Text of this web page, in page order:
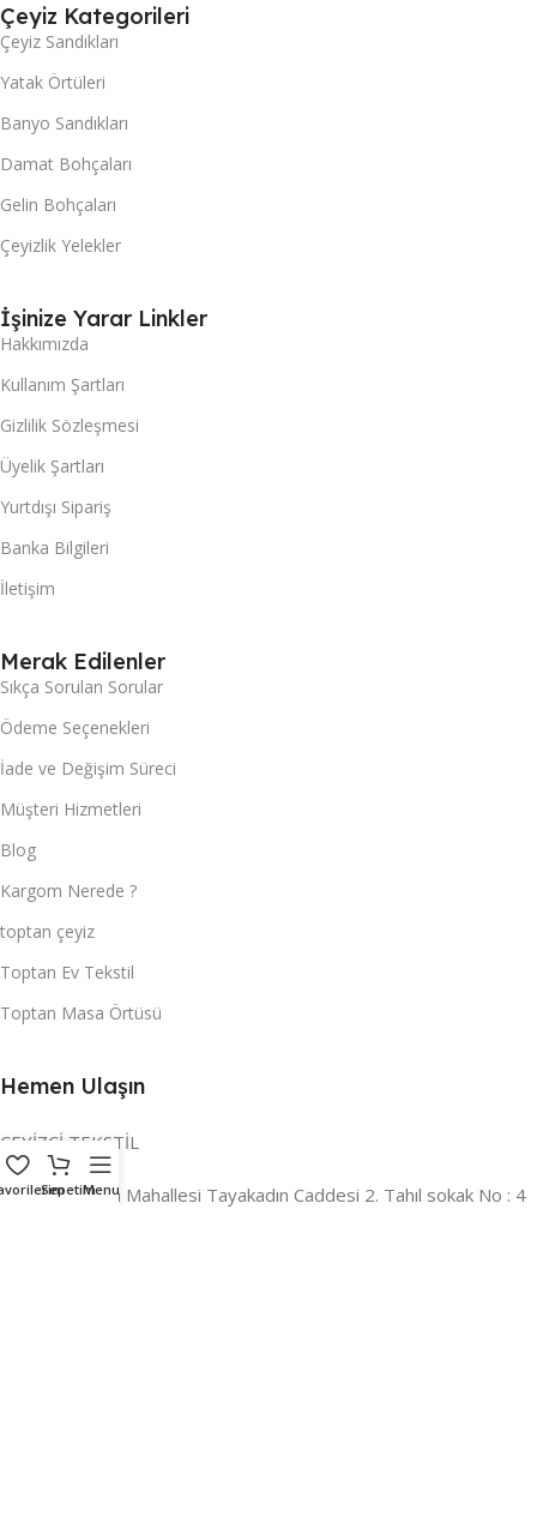
Çeyiz Kategorileri
Çeyiz Sandıkları
Yatak Örtüleri
Banyo Sandıkları
Damat Bohçaları
Gelin Bohçaları
Çeyizlik Yelekler
İşinize Yarar Linkler
Hakkımızda
Kullanım Şartları
Gizlilik Sözleşmesi
Üyelik Şartları
Yurtdışı Sipariş
Banka Bilgileri
İletişim
Merak Edilenler
Sıkça Sorulan Sorular
Ödeme Seçenekleri
İade ve Değişim Süreci
Müşteri Hizmetleri
Blog
Kargom Nerede ?
toptan çeyiz
Toptan Ev Tekstil
Toptan Masa Örtüsü
Hemen Ulaşın
ÇEYİZCİ TEKSTİL
Adres:Reyhan Mahallesi Tayakadın Caddesi 2. Tahıl sokak No : 4
SepetimMenu